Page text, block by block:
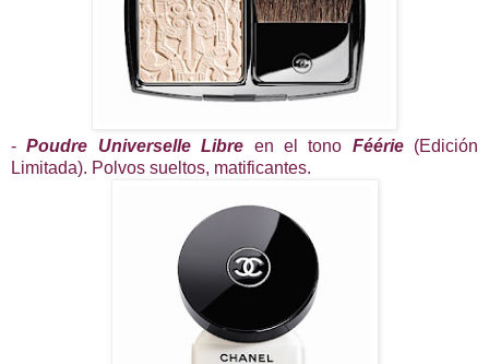
-Poudre Universelle Libre en el tono Féérie (Edición
Limitada). Polvos sueltos, matificantes.